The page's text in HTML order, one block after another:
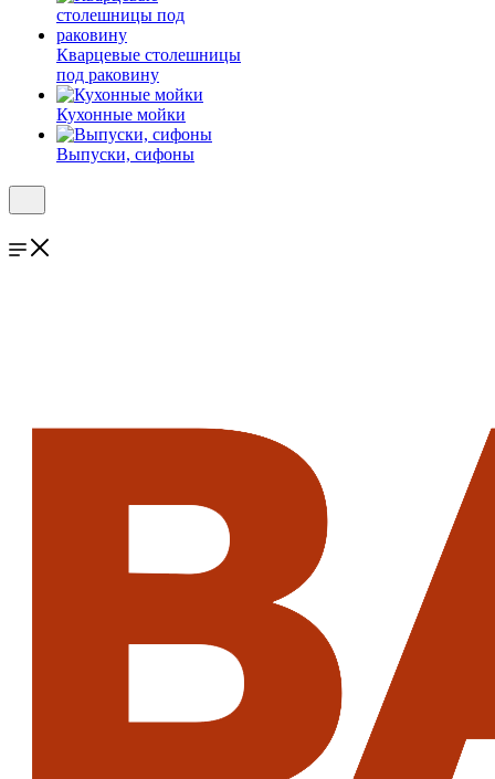
Кварцевые столешницы
под раковину
Кухонные мойки
Выпуски, сифоны